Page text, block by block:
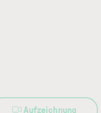
Aufzeichnung